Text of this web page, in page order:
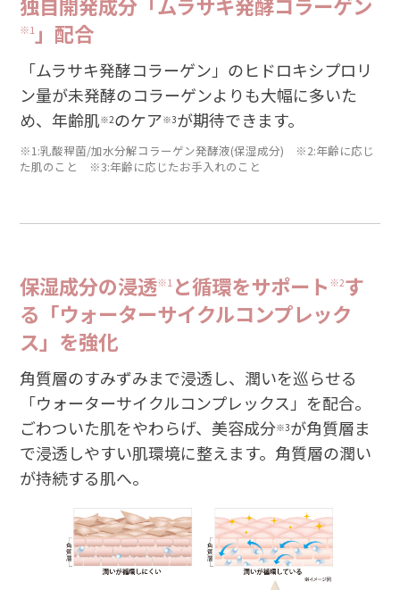
※1 」配合
「ムラサキ発酵コラーゲン」のヒドロキシプロリ
ン量が未発酵のコラーゲンよりも大幅に多いた
め、年齢肌※2のケア※3が期待できます。
※1:乳酸稈菌/加水分解コラーゲン発酵液(保湿成分) ※2:年齢に応じ
た肌のこと ※3:年齢に応じたお手入れのこと
保湿成分の浸透※1 と循環をサポート ※2す
る「ウォーターサイクルコンプレック
ス」を強化
角質層のすみずみまで浸透し、潤いを巡らせる
「ウォーターサイクルコンプレックス」を配合。
ごわついた肌をやわらげ、美容成分※3が角質層ま
で浸透しやすい肌環境に整えます。角質層の潤い
が持続する肌へ。